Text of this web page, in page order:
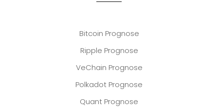
Bitcoin Prognose
Ripple Prognose
VeChain Prognose
Polkadot Prognose
Quant Prognose